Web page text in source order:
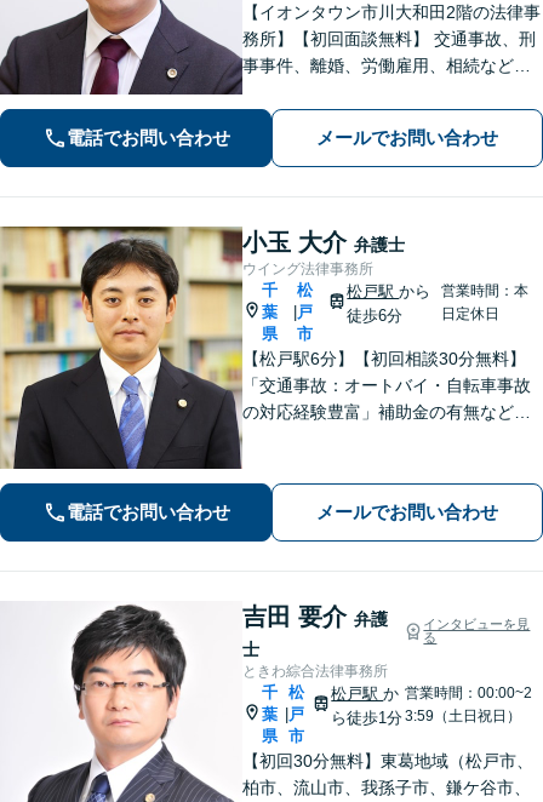
【イオンタウン市川大和田2階の法律事
務所】【初回面談無料】 交通事故、刑
事事件、離婚、労働雇用、相続などの
経験15年以上】依頼者様に寄り添い、
解決へと導きます【電話相談可】【本
八幡駅9分】
電話でお問い合わせ メールでお問い合わせ
小玉 大介 弁護士
ウイング法律事務所
千
葉
県
松
戸
市
松戸駅から
徒歩6分
営業時間：本
日定休日
【松戸駅6分】【初回相談30分無料】
「交通事故：オートバイ・自転車事故
の対応経験豊富」補助金の有無など、
業詐欺による被害など、複雑な事情を
抱えた借金問題について豊富な解決実
績あり」
電話でお問い合わせ メールでお問い合わせ
吉田 要介 弁護
士
インタビューを見
る
ときわ綜合法律事務所
千
葉
県
松
戸
市
松戸駅か
ら徒歩1分
営業時間：00:00~2
3:59（土日祝日）
【初回30分無料】東葛地域（松戸市、
柏市、流山市、我孫子市、鎌ケ谷市、